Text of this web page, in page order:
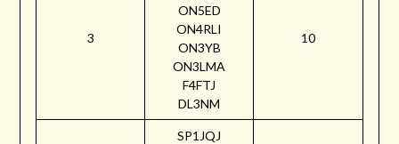
3
ON5ED
ON4RLI
ON3YB
ON3LMA
F4FTJ
DL3NM
10
SP1JQJ